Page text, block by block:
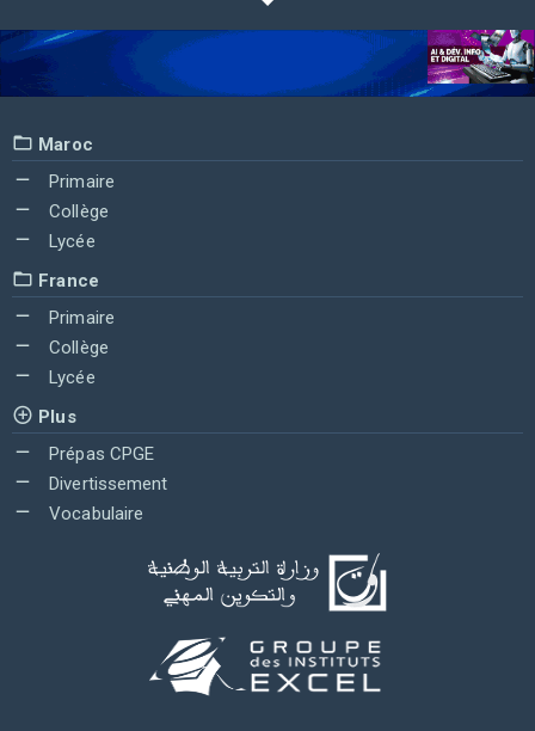
Maroc
Primaire
Collège
Lycée
France
Primaire
Collège
Lycée
Plus
Prépas CPGE
Divertissement
Vocabulaire